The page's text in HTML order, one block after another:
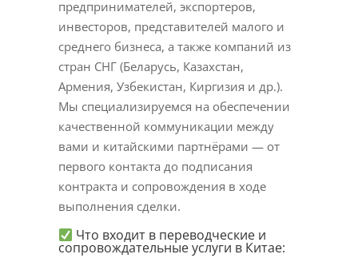
предпринимателей, экспортеров,
инвесторов, представителей малого и
среднего бизнеса, а также компаний из
стран СНГ (Беларусь, Казахстан,
Армения, Узбекистан, Киргизия и др.).
Мы специализируемся на обеспечении
качественной коммуникации между
вами и китайскими партнёрами — от
первого контакта до подписания
контракта и сопровождения в ходе
выполнения сделки.
Что входит в переводческие и
сопровождательные услуги в Китае: